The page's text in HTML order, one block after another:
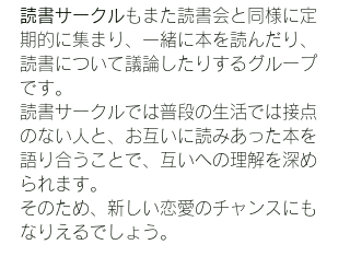
読書サークルもまた読書会と同様に定
期的に集まり、一緒に本を読んだり、
読書について議論したりするグループ
です。
読書サークルでは普段の生活では接点
のない人と、お互いに読みあった本を
語り合うことで、互いへの理解を深め
られます。
そのため、新しい恋愛のチャンスにも
なりえるでしょう。